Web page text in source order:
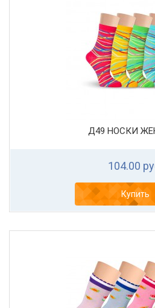
Д49 НОСКИ
104.00
Купить